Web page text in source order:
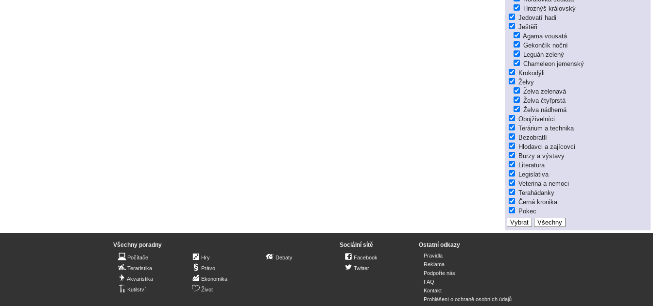
Hroznýš královský
Jedovatí hadi
Ještěři
Agama vousatá
Gekončík noční
Leguán zelený
Chameleon jemenský
Krokodýli
Želvy
Želva zelenavá
Želva čtyřprstá
Želva nádherná
Obojživelníci
Terárium a technika
Bezobratlí
Hlodavci a zajícovci
Burzy a výstavy
Literatura
Legislativa
Veterina a nemoci
Terahádanky
Černá kronika
Pokec
Všechny poradny
Počítače
Teraristika
Akvaristika
Kutilství
Hry
Právo
Ekonomika
Život
Debaty
Sociální sítě
Facebook
Twitter
Ostatní odkazy
Pravidla
Reklama
Podpořte nás
FAQ
Kontakt
Prohlášení o ochraně osobních údajů